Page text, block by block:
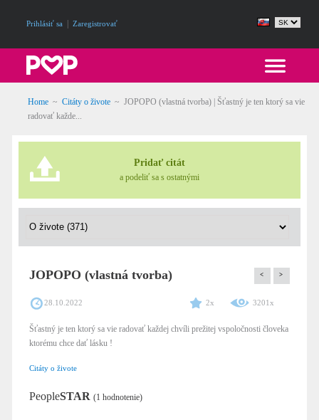
Prihlásiť sa Zaregistrovať
Home ~ Citáty o živote ~ JOPOPO (vlastná tvorba) | Šťastný je ten ktorý sa vie
radovať každe...
Pridať citát
a podeliť sa s ostatnými
JOPOPO (vlastná tvorba) < >
28.10.2022 2x 3201x
Šťastný je ten ktorý sa vie radovať každej chvíli prežitej vspoločnosti človeka
ktorému chce dať lásku !
Citáty o živote
PeopleSTAR (1 hodnotenie)